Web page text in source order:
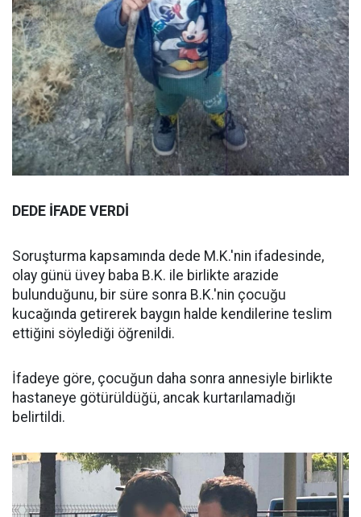
DEDE İFADE VERDİ
Soruşturma kapsamında dede M.K.'nin ifadesinde,
olay günü üvey baba B.K. ile birlikte arazide
bulunduğunu, bir süre sonra B.K.'nin çocuğu
kucağında getirerek baygın halde kendilerine teslim
ettiğini söylediği öğrenildi.
İfadeye göre, çocuğun daha sonra annesiyle birlikte
hastaneye götürüldüğü, ancak kurtarılamadığı
belirtildi.